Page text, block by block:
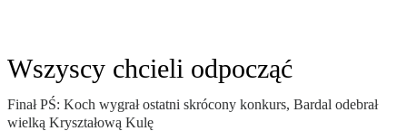
Wszyscy chcieli odpocząć
Finał PŚ: Koch wygrał ostatni skrócony konkurs, Bardal odebrał
wielką Kryształową Kulę